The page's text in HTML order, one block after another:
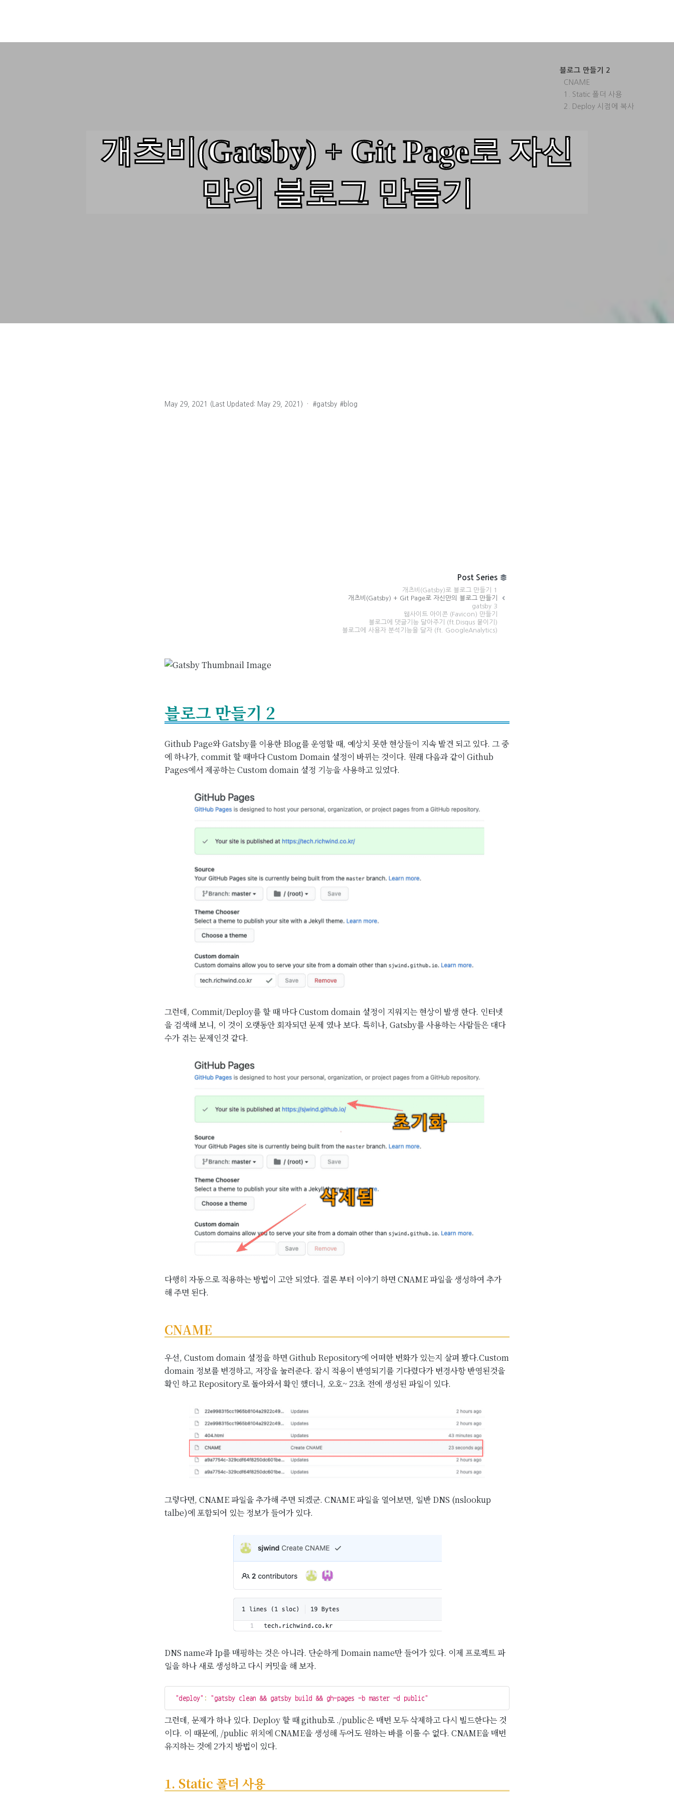
개츠비(Gatsby) + Git Page로 자신
만의 블로그 만들기
(Last Updated: May 29, 2021)
May 29, 2021 · #gatsby #blog
Post Series
개츠비(Gatsby)로 블로그 만들기 1
개츠비(Gatsby) + Git Page로 자신만의 블로그 만들기
gatsby 3
웹사이트 아이콘 (Favicon) 만들기
블로그에 댓글기능 달아주기 (ft.Disqus 붙이기)
블로그에 사용자 분석기능을 달자 (ft. GoogleAnalytics)
블로그 만들기 2
Github Page와 Gatsby를 이용한 Blog를 운영할 때, 예상치 못한 현상들이 지속 발견 되고 있다. 그 중
에 하나가, commit 할 때마다 Custom Domain 설정이 바뀌는 것이다. 원래 다음과 같이 Github
Pages에서 제공하는 Custom domain 설정 기능을 사용하고 있었다.
그런데, Commit/Deploy를 할 때 마다 Custom domain 설정이 지워지는 현상이 발생 한다. 인터넷
을 검색해 보니, 이 것이 오랫동안 회자되던 문제 였나 보다. 특히나, Gatsby를 사용하는 사람들은 대다
수가 겪는 문제인것 같다.
다행히 자동으로 적용하는 방법이 고안 되었다. 결론 부터 이야기 하면 CNAME 파일을 생성하여 추가
해 주면 된다.
CNAME
우선, Custom domain 설정을 하면 Github Repository에 어떠한 변화가 있는지 살펴 봤다.Custom
domain 정보를 변경하고, 저장을 눌러준다. 잠시 적용이 반영되기를 기다렸다가 변경사항 반영된것을
확인 하고 Repository로 돌아와서 확인 했더니, 오호~ 23초 전에 생성된 파일이 있다.
그렇다면, CNAME 파일을 추가해 주면 되겠군. CNAME 파일을 열어보면, 일반 DNS (nslookup
talbe)에 포함되어 있는 정보가 들어가 있다.
DNS name과 Ip를 매핑하는 것은 아니라. 단순하게 Domain name만 들어가 있다. 이제 프로젝트 파
일을 하나 새로 생성하고 다시 커밋을 해 보자.
"deploy" : "gatsby clean && gatsby build && gh-pages -b master -d public"
그런데, 문제가 하나 있다. Deploy 할 때 github로 ./public은 매번 모두 삭제하고 다시 빌드한다는 것
이다. 이 때문에, /public 위치에 CNAME을 생성해 두어도 원하는 바를 이룰 수 없다. CNAME을 매번
유지하는 것에 2가지 방법이 있다.
1. Static 폴더 사용
블로그 만들기 2
CNAME
1. Static 폴더 사용
2. Deploy 시점에 복사